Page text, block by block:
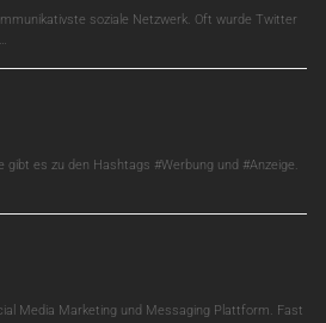
soziale Netzwerk. Oft wurde Twitter
gibt es zu den Hashtags #Werbung und #Anzeige.
Media Marketing und Messaging Plattform. Fast